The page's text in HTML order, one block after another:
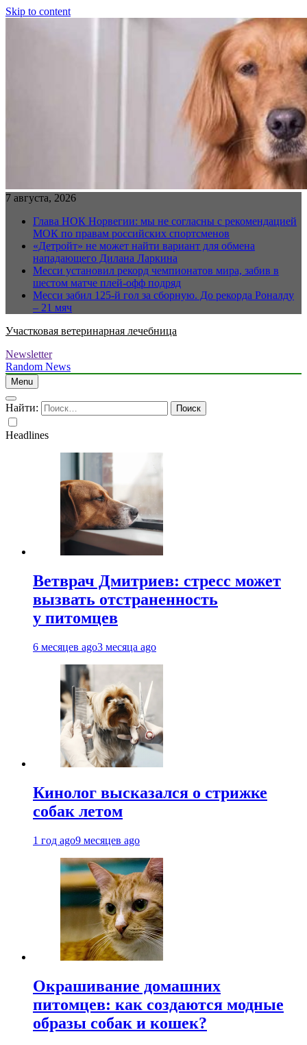
Skip to content
7 августа, 2026
Глава НОК Норвегии: мы не согласны с рекомендацией
МОК по правам российских спортсменов
«Детройт» не может найти вариант для обмена
нападающего Дилана Ларкина
Месси установил рекорд чемпионатов мира, забив в
шестом матче плей‑офф подряд
Месси забил 125-й гол за сборную. До рекорда Роналду
– 21 мяч
Участковая ветеринарная лечебница
Newsletter
Random News
Menu
Найти:
Headlines
Ветврач Дмитриев: стресс может
вызвать отстраненность
у питомцев
6 месяцев ago3 месяца ago
Кинолог высказался о стрижке
собак летом
1 год ago9 месяцев ago
Окрашивание домашних
питомцев: как создаются модные
образы собак и кошек?